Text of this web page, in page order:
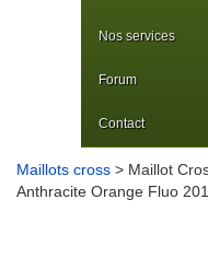
Nos services
Forum
Contact
Maillots cross > Maillot
Anthracite Orange Fluo